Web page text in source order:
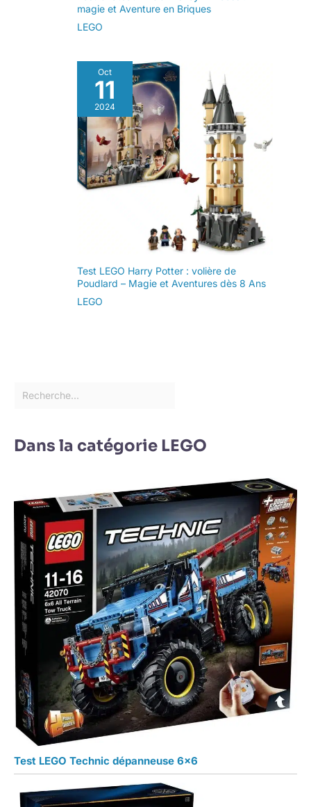
magie et Aventure en Briques
LEGO
Oct
11
2024
Test LEGO Harry Potter : volière de
Poudlard – Magie et Aventures dès 8 Ans
LEGO
Dans la catégorie LEGO
Test LEGO Technic dépanneuse 6×6